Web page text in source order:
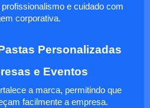
e cuidado com
corporativa.
Personalizadas
e Eventos
a marca, permitindo que
facilmente a empresa.